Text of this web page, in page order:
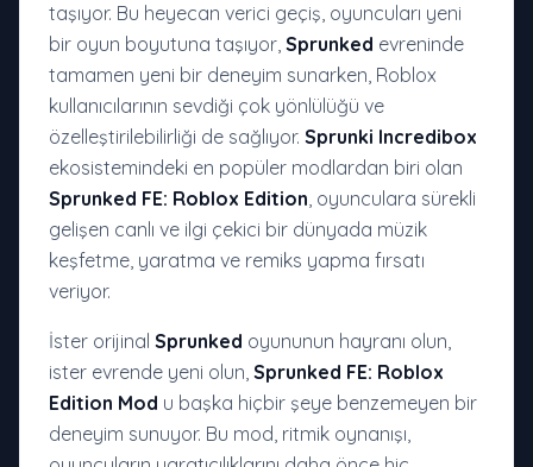
taşıyor. Bu heyecan verici geçiş, oyuncuları yeni
bir oyun boyutuna taşıyor, Sprunked evreninde
tamamen yeni bir deneyim sunarken, Roblox
kullanıcılarının sevdiği çok yönlülüğü ve
özelleştirilebilirliği de sağlıyor. Sprunki Incredibox
ekosistemindeki en popüler modlardan biri olan
Sprunked FE: Roblox Edition, oyunculara sürekli
gelişen canlı ve ilgi çekici bir dünyada müzik
keşfetme, yaratma ve remiks yapma fırsatı
veriyor.
İster orijinal Sprunked oyununun hayranı olun,
ister evrende yeni olun, Sprunked FE: Roblox
Edition Mod u başka hiçbir şeye benzemeyen bir
deneyim sunuyor. Bu mod, ritmik oynanışı,